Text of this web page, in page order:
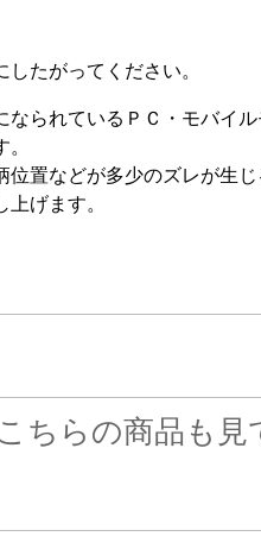
たがってください。
られているＰＣ・モバイル
置などが多少のズレが生じ
げます。
ちらの商品も見